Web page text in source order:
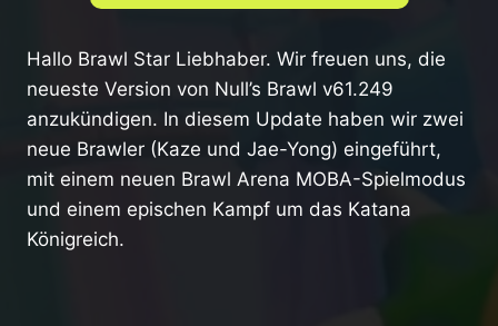
Hallo Brawl Star Liebhaber. Wir freuen uns, die
neueste Version von Null’s Brawl v61.249
anzukündigen. In diesem Update haben wir zwei
neue Brawler (Kaze und Jae-Yong) eingeführt,
mit einem neuen Brawl Arena MOBA-Spielmodus
und einem epischen Kampf um das Katana
Königreich.